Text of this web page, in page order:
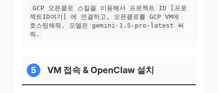
GCP 오픈클로 스킬을 이용해서 프로젝트 ID [프로
젝트ID여기] 에 연결하고, 오픈클로를 GCP VM에
호스팅해줘. 모델은 gemini-1.5-pro-latest 써
줘.
5 VM 접속 & OpenClaw 설치